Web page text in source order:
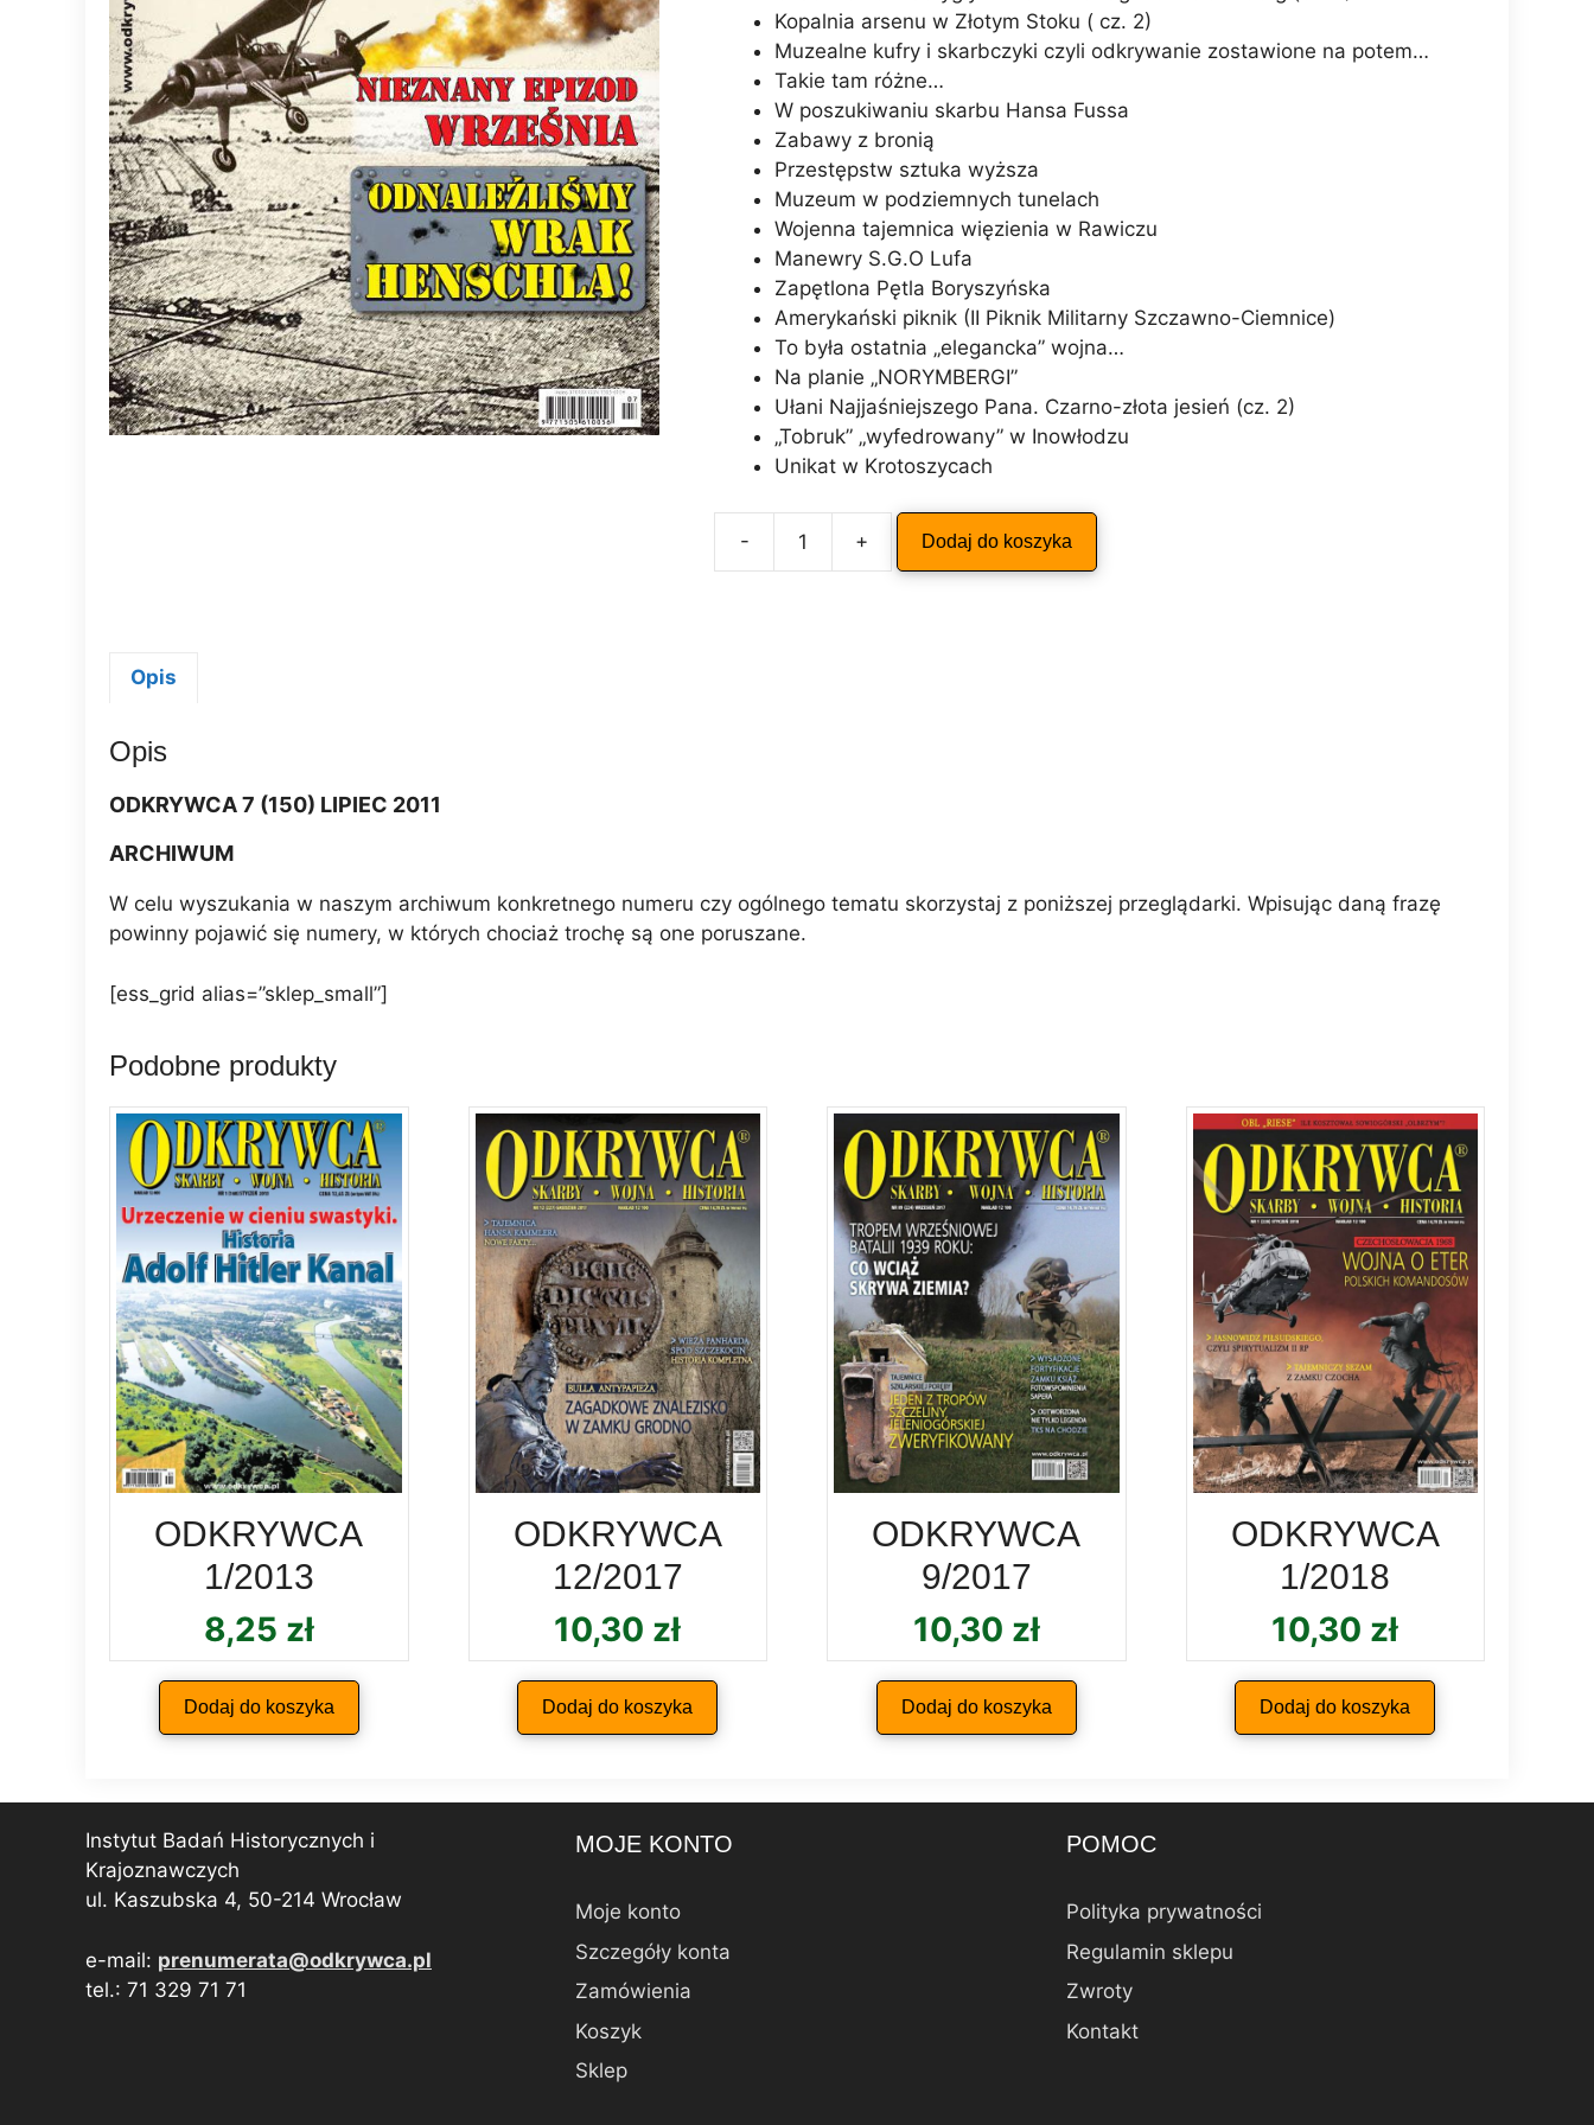
Kopalnia arsenu w Złotym Stoku ( cz. 2)
Muzealne kufry i skarbczyki czyli odkrywanie zostawione na potem…
Takie tam różne…
W poszukiwaniu skarbu Hansa Fussa
Zabawy z bronią
Przestępstw sztuka wyższa
Muzeum w podziemnych tunelach
Wojenna tajemnica więzienia w Rawiczu
Manewry S.G.O Lufa
Zapętlona Pętla Boryszyńska
Amerykański piknik (II Piknik Militarny Szczawno-Ciemnice)
To była ostatnia „elegancka” wojna…
Na planie „NORYMBERGI”
Ułani Najjaśniejszego Pana. Czarno-złota jesień (cz. 2)
„Tobruk” „wyfedrowany” w Inowłodzu
Unikat w Krotoszycach
- + Dodaj do koszyka
Opis
Opis
ODKRYWCA 7 (150) LIPIEC 2011
ARCHIWUM
W celu wyszukania w naszym archiwum konkretnego numeru czy ogólnego tematu skorzystaj z poniższej przeglądarki. Wpisując daną frazę
powinny pojawić się numery, w których chociaż trochę są one poruszane.
[ess_grid alias=”sklep_small”]
Podobne produkty
ODKRYWCA
1/2013
8,25 zł
Dodaj do koszyka
ODKRYWCA
12/2017
10,30 zł
Dodaj do koszyka
ODKRYWCA
9/2017
10,30 zł
Dodaj do koszyka
ODKRYWCA
1/2018
10,30 zł
Dodaj do koszyka
Instytut Badań Historycznych i
Krajoznawczych
ul. Kaszubska 4, 50-214 Wrocław
e-mail: prenumerata@odkrywca.pl
tel.: 71 329 71 71
MOJE KONTO
Moje konto
Szczegóły konta
Zamówienia
Koszyk
Sklep
POMOC
Polityka prywatności
Regulamin sklepu
Zwroty
Kontakt